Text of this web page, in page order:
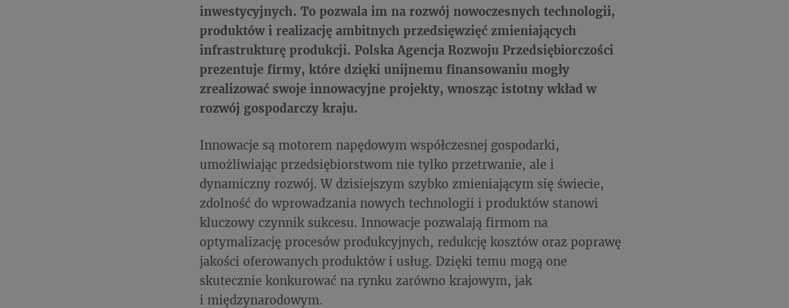
inwestycyjnych. To pozwala im na rozwój nowoczesnych technologii,
produktów i realizację ambitnych przedsięwzięć zmieniających
infrastrukturę produkcji. Polska Agencja Rozwoju Przedsiębiorczości
prezentuje firmy, które dzięki unijnemu finansowaniu mogły
zrealizować swoje innowacyjne projekty, wnosząc istotny wkład w
rozwój gospodarczy kraju.
Innowacje są motorem napędowym współczesnej gospodarki,
umożliwiając przedsiębiorstwom nie tylko przetrwanie, ale i
dynamiczny rozwój. W dzisiejszym szybko zmieniającym się świecie,
zdolność do wprowadzania nowych technologii i produktów stanowi
kluczowy czynnik sukcesu. Innowacje pozwalają firmom na
optymalizację procesów produkcyjnych, redukcję kosztów oraz poprawę
jakości oferowanych produktów i usług. Dzięki temu mogą one
skutecznie konkurować na rynku zarówno krajowym, jak
i międzynarodowym.